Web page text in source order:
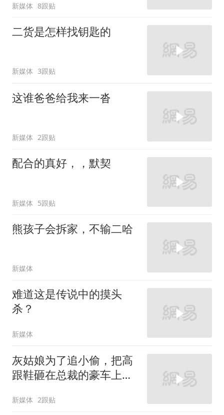
新媒体 8跟贴
二货是怎样找钥匙的
新媒体 3跟贴
这谁爸爸给我来一沓
新媒体 2跟贴
配合的真好，，默契
新媒体 5跟贴
熊孩子会拆家，不输二哈
新媒体
难道这是传说中的摸头
杀？
新媒体
灰姑娘为了追小偷，把高
跟鞋砸在总裁的豪车上，
新媒体 2跟贴